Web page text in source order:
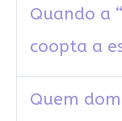
Quando a
coopta a
Quem